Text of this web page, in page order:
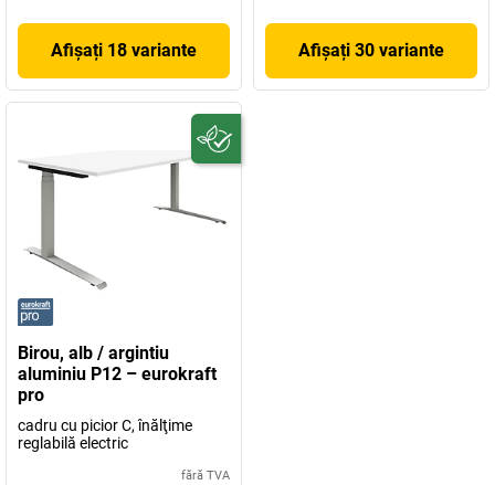
Afișați 18 variante Afișați 30 variante
Birou, alb / argintiu
aluminiu P12 – eurokraft
pro
cadru cu picior C, înălţime
reglabilă electric
fără TVA